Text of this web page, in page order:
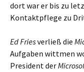
dort war er bis zu
Kontaktpflege zu
Ed Friesverließ die
Aufgaben wittmen
President der